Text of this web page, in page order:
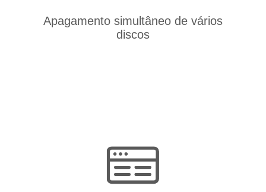
Apagamento simultâneo de vários
discos